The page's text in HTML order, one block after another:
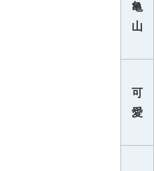
亀
山
可
愛